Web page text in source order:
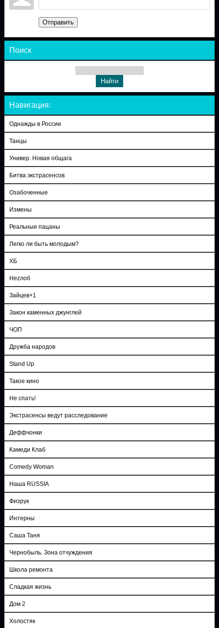
Отправить
Поиск
Навигация:
Однажды в России
Танцы
Универ. Новая общага
Битва экстрасенсов
Озабоченные
Измены
Реальные пацаны
Легко ли быть молодым?
ХБ
Неzлоб
Зайцев+1
Закон каменных джунглей
ЧОП
Дружба народов
Stand Up
Такое кино
Не спать!
Экстрасенсы ведут расследование
Деффчонки
Камеди Клаб
Comedy Woman
Наша RUSSIA
Физрук
Интерны
Саша Таня
Чернобыль. Зона отчуждения
Школа ремонта
Сладкая жизнь
Дом 2
Холостяк